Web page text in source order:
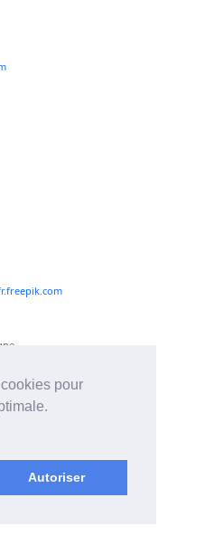
pour
Autoriser